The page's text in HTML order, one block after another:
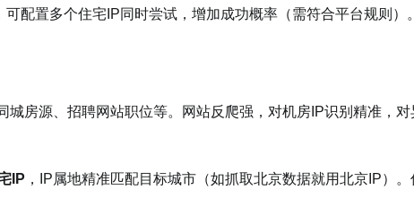
可配置多个住宅IP同时尝试，增加成功概率（需符合平台规则）
城房源、招聘网站职位等。网站反爬强，对机房IP识别精准，对
IP ，IP属地精准匹配目标城市（如抓取北京数据就用北京IP）。